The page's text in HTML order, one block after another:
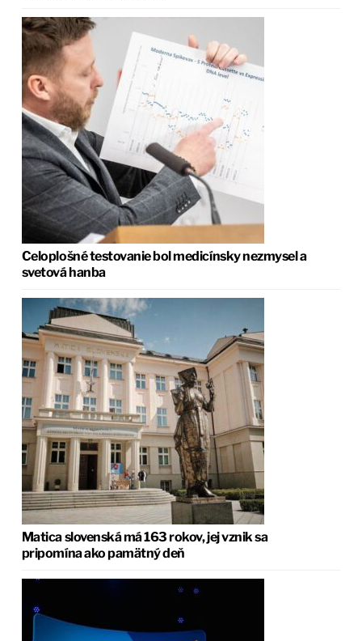
Celoplošné testovanie bol medicínsky nezmysel a
svetová hanba
Matica slovenská má 163 rokov, jej vznik sa
pripomína ako pamätný deň